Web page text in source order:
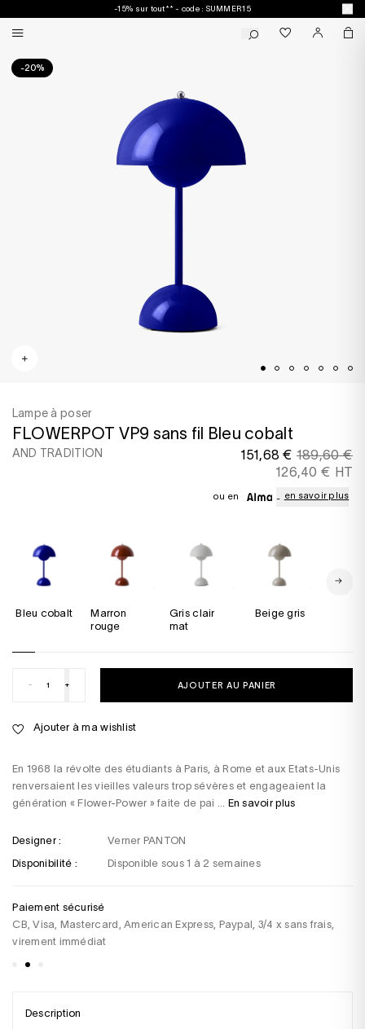
-15% sur tout** - code : SUMMER15
-20%
Lampe à poser
FLOWERPOT VP9 sans fil Bleu cobalt
AND TRADITION 151,68 € 189,60 €
126,40 € HT
ou en en savoir plus
En 1968 la révolte des étudiants à Paris, à Rome et aux Etats-Unis
renversaient les vieilles valeurs trop sévères et engageaient la
génération « Flower-Power » faite de pai ... En savoir plus
Bleu cobalt
marron
rouge
Gris clair
mat
Beige gris
Designer :
Verner PANTON
Disponibilité :
Disponible sous 1 à 2 semaines
- + AJOUTER AU PANIER
Paiement sécurisé
CB, Visa, Mastercard, American Express, Paypal, 3/4 x sans frais,
virement immédiat
Ajouter à ma wishlist
Description